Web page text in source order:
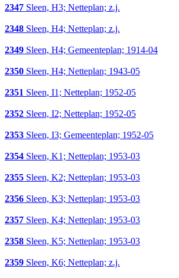
2347 Sleen, H3; Netteplan; z.j.
2348 Sleen, H4; Netteplan; z.j.
2349 Sleen, H4; Gemeenteplan; 1914-04
2350 Sleen, H4; Netteplan; 1943-05
2351 Sleen, I1; Netteplan; 1952-05
2352 Sleen, I2; Netteplan; 1952-05
2353 Sleen, I3; Gemeenteplan; 1952-05
2354 Sleen, K1; Netteplan; 1953-03
2355 Sleen, K2; Netteplan; 1953-03
2356 Sleen, K3; Netteplan; 1953-03
2357 Sleen, K4; Netteplan; 1953-03
2358 Sleen, K5; Netteplan; 1953-03
2359 Sleen, K6; Netteplan; z.j.